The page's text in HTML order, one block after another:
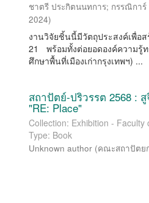
ชาตรี ประกิตนนทการ; กรรณิกา
2024)
งานวิจัยชิ้นนี้มีวัตถุประสงค์เพื่อ
21 พร้อมทั้งต่อยอดองค์ความ
ศึกษาพื้นที่เมืองเก่ากรุงเทพฯ) ...
สถาปัตย์-ปริวรรต 2568 :
"RE: Place"
Collection: Exhibition -
Type: Book
Unknown author (คณะสถาปัตย